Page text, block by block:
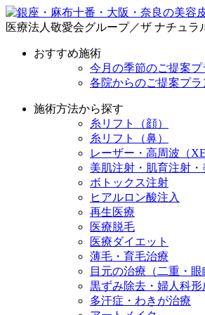
医療法人敬愛会グループ／ザ ナチュ
おすすめ施術
今月の季節のご提案プ
各院からのご提案プラ
施術方法から探す
糸リフト（顔）
糸リフト（鼻）
レーザー・高周波（
美肌注射・肌育注射
ボトックス注射
ヒアルロン酸注入
再生医療
医療脱毛
医療ダイエット
薄毛・育毛治療
目元の治療（二重・眼
黒ずみ除去・婦人科形
多汗症・わきが治療